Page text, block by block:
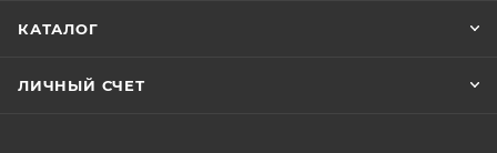
КАТАЛОГ
ЛИЧНЫЙ СЧЕТ